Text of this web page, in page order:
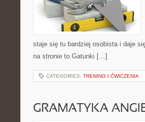
staje się tu bardziej osobista i daje
na stronie to Gatunki […]
CATEGORIES: TRENING I ĆWICZENIA
GRAMATYKA